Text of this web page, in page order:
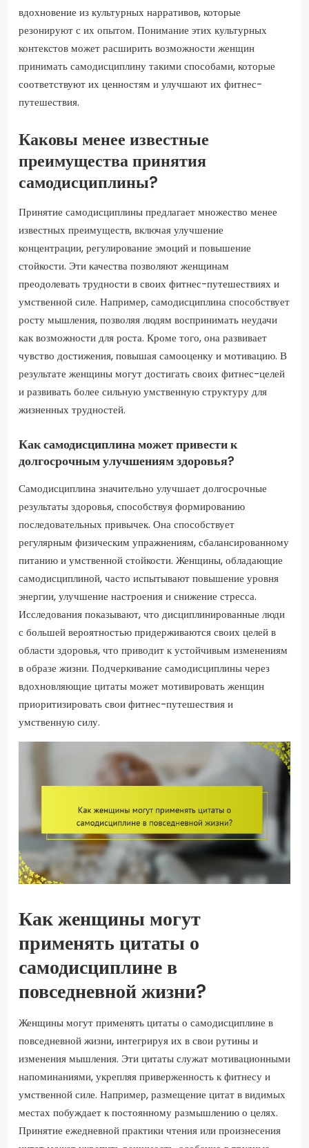
вдохновение из культурных нарративов, которые
резонируют с их опытом. Понимание этих культурных
контекстов может расширить возможности женщин
принимать самодисциплину такими способами, которые
соответствуют их ценностям и улучшают их фитнес-
путешествия.
Каковы менее известные
преимущества принятия
самодисциплины?
Принятие самодисциплины предлагает множество менее
известных преимуществ, включая улучшение
концентрации, регулирование эмоций и повышение
стойкости. Эти качества позволяют женщинам
преодолевать трудности в своих фитнес-путешествиях и
умственной силе. Например, самодисциплина способствует
росту мышления, позволяя людям воспринимать неудачи
как возможности для роста. Кроме того, она развивает
чувство достижения, повышая самооценку и мотивацию. В
результате женщины могут достигать своих фитнес-целей
и развивать более сильную умственную структуру для
жизненных трудностей.
Как самодисциплина может привести к
долгосрочным улучшениям здоровья?
Самодисциплина значительно улучшает долгосрочные
результаты здоровья, способствуя формированию
последовательных привычек. Она способствует
регулярным физическим упражнениям, сбалансированному
питанию и умственной стойкости. Женщины, обладающие
самодисциплиной, часто испытывают повышение уровня
энергии, улучшение настроения и снижение стресса.
Исследования показывают, что дисциплинированные люди
с большей вероятностью придерживаются своих целей в
области здоровья, что приводит к устойчивым изменениям
в образе жизни. Подчеркивание самодисциплины через
вдохновляющие цитаты может мотивировать женщин
приоритизировать свои фитнес-путешествия и
умственную силу.
Как женщины могут
применять цитаты о
самодисциплине в
повседневной жизни?
Женщины могут применять цитаты о самодисциплине в
повседневной жизни, интегрируя их в свои рутины и
изменения мышления. Эти цитаты служат мотивационными
напоминаниями, укрепляя приверженность к фитнесу и
умственной силе. Например, размещение цитат в видимых
местах побуждает к постоянному размышлению о целях.
Принятие ежедневной практики чтения или произнесения